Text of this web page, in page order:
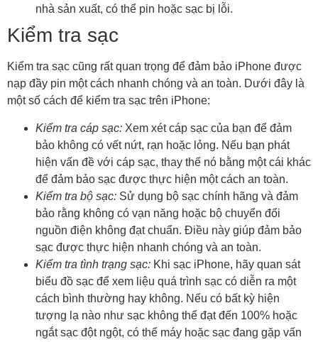
nhà sản xuất, có thể pin hoặc sạc bị lỗi.
Kiểm tra sạc
Kiểm tra sạc cũng rất quan trọng để đảm bảo iPhone được
nạp đầy pin một cách nhanh chóng và an toàn. Dưới đây là
một số cách để kiểm tra sạc trên iPhone:
Kiểm tra cáp sạc: Xem xét cáp sạc của bạn để đảm
bảo không có vết nứt, rạn hoặc lỏng. Nếu bạn phát
hiện vấn đề với cáp sạc, thay thế nó bằng một cái khác
để đảm bảo sạc được thực hiện một cách an toàn.
Kiểm tra bộ sạc: Sử dụng bộ sạc chính hãng và đảm
bảo rằng không có vạn năng hoặc bộ chuyển đổi
nguồn điện không đạt chuẩn. Điều này giúp đảm bảo
sạc được thực hiện nhanh chóng và an toàn.
Kiểm tra tình trạng sạc: Khi sạc iPhone, hãy quan sát
biểu đồ sạc để xem liệu quá trình sạc có diễn ra một
cách bình thường hay không. Nếu có bất kỳ hiện
tượng lạ nào như sạc không thể đạt đến 100% hoặc
ngắt sạc đột ngột, có thể máy hoặc sạc đang gặp vấn